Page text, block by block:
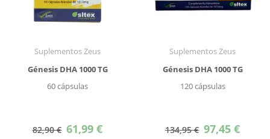
Suplementos Zeus
Génesis DHA 1000 TG
60 cápsulas
82,90 € Precio
especial
61,99 €
Suplementos Zeus
Génesis DHA 1000 TG
120 cápsulas
134,95 € Precio
especial
97,45 €